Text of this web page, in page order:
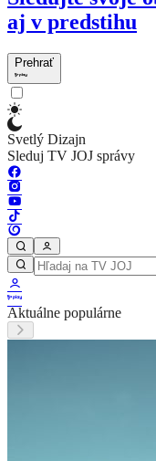
aj v predstihu
Prehrať
Svetlý Dizajn
Sleduj TV JOJ správy
Aktuálne populárne